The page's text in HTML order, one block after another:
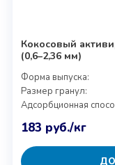
Кокосовый
(0,6–2,36 мм)
Форма выпуска:
Размер гранул:
Адсорбционная
183 руб./кг